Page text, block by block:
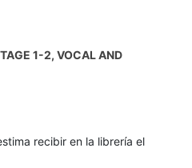
1-2, VOCAL AND
recibir en la librería el